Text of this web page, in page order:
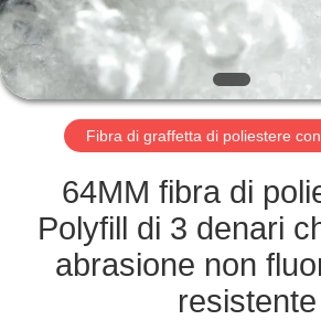
CONTROLLO
DI
QUALITÀ
CONTATTICI
NOTIZIA
Fibra di graffetta di poliestere
64MM fibra di
Polyfill di 3 denari
abrasione non
resistente